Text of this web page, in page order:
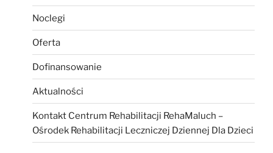
Noclegi
Oferta
Dofinansowanie
Aktualności
Kontakt Centrum Rehabilitacji RehaMaluch –
Ośrodek Rehabilitacji Leczniczej Dziennej Dla Dzieci